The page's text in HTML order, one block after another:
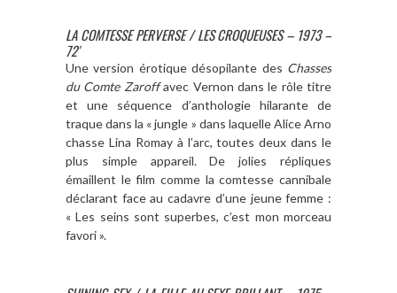
LA COMTESSE PERVERSE / LES CROQUEUSES – 1973 –
72′
Une version érotique désopilante des Chasses
du Comte Zaroffavec Vernon dans le rôle titre
et une séquence d’anthologie hilarante de
traque dans la « jungle » dans laquelle Alice Arno
chasse Lina Romay à l’arc, toutes deux dans le
plus simple appareil. De jolies répliques
émaillent le film comme la comtesse cannibale
déclarant face au cadavre d’une jeune femme :
« Les seins sont superbes, c’est mon morceau
favori ».